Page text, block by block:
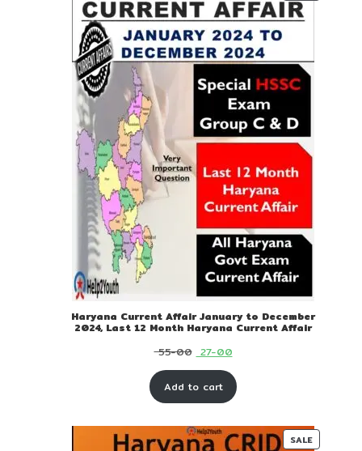
Haryana Current Affair January to December
2024, Last 12 Month Haryana Current Affair
55-00 Original
price
was:
00.
27-00Current
price
is:
00.
Add to cart
SALE